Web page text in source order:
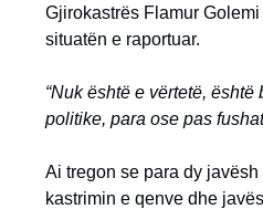
Gjirokastrës Flamur
situatën e raportuar.
“Nuk është e vërtetë,
politike, para ose pas
Ai tregon se para dy
kastrimin e qenve dhe